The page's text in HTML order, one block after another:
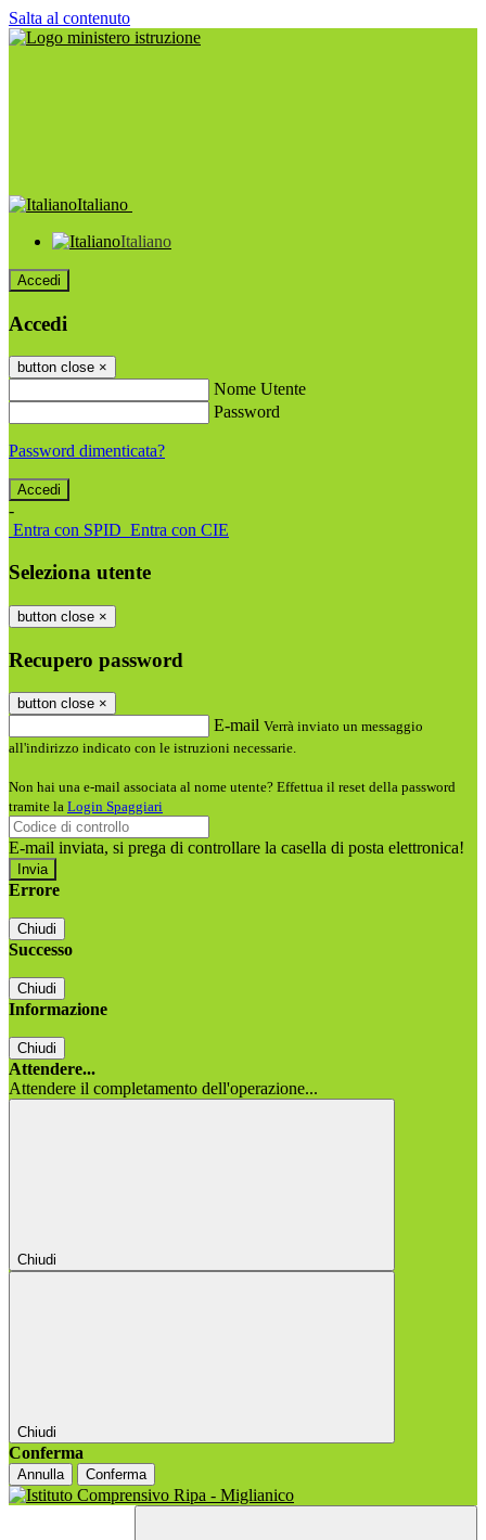
Salta al contenuto
Italiano
Italiano
Accedi
Accedi
button close ×
Nome Utente
Password
Password dimenticata?
-
Entra con SPID Entra con CIE
Seleziona utente
button close ×
Recupero password
button close ×
E-mail Verrà inviato un messaggio
all'indirizzo indicato con le istruzioni necessarie.
Non hai una e-mail associata al nome utente? Effettua il reset della password
tramite la Login Spaggiari
E-mail inviata, si prega di controllare la casella di posta elettronica!
Errore
Chiudi
Successo
Chiudi
Informazione
Chiudi
Attendere...
Attendere il completamento dell'operazione...
Chiudi
Chiudi
Conferma
Annulla Conferma